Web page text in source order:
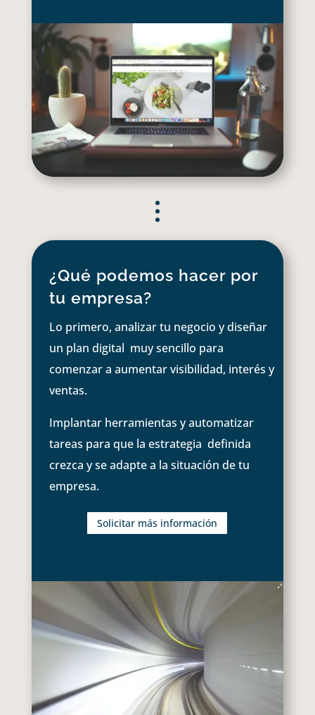
¿Qué podemos hacer por
tu empresa?
Lo primero, analizar tu negocio y diseñar
un plan digital muy sencillo para
comenzar a aumentar visibilidad, interés y
ventas.
Implantar herramientas y automatizar
tareas para que la estrategia definida
crezca y se adapte a la situación de tu
empresa.
Solicitar más información